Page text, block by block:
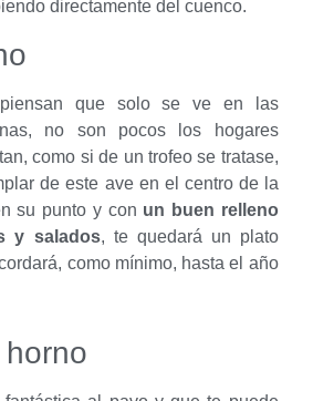
directamente del cuenco.
piensan que solo se ve en las
no son pocos los hogares
como si de un trofeo se tratase,
de este ave en el centro de la
su punto y con un buen relleno
y salados, te quedará un plato
como mínimo, hasta el año